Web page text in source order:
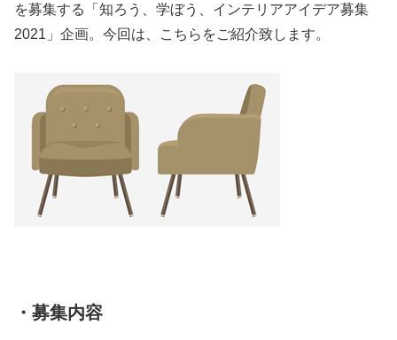
を募集する「知ろう、学ぼう、インテリアアイデア募集
2021」企画。今回は、こちらをご紹介致します。
・募集内容